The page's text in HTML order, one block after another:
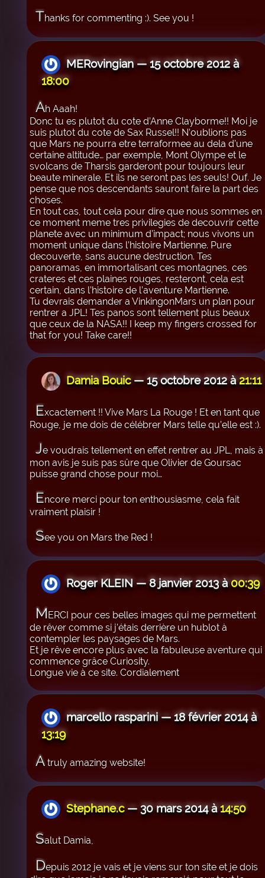
Thanks for commenting :). See you !
MERovingian — 15 octobre 2012 à
18:00
Ah Aaah!
Donc tu es plutot du cote d’Anne Clayborme!! Moi je
suis plutot du cote de Sax Russel!! N’oublions pas
que Mars ne pourra etre terraformee au dela d’une
certaine altitude… par exemple, Mont Olympe et le
svolcans de Tharsis garderont pour toujours leur
beaute minerale. Et ils ne seront pas les seuls! Ouf. Je
pense que nos descendants sauront faire la part des
choses.
En tout cas, tout cela pour dire que nous sommes en
ce moment meme tres privilegies de decouvrir cette
planete avec un minimum d’impact; nous vivons un
moment unique dans l’histoire Martienne. Pure
decouverte, sans aucune destruction. Tes
panoramas, en immortalisant ces montagnes, ces
crateres et ces plaines rouges, resteront, cela est
certain, dans l’histoire de l’aventure Martienne.
Tu devrais demander a VinkingonMars un plan pour
rentrer a JPL! Tes panos sont tellement plus beaux
que ceux de la NASA!! I keep my fingers crossed for
that for you! Take care!!
Damia Bouic— 15 octobre 2012 à21:11
Excactement !! Vive Mars La Rouge ! Et en tant que
Rouge, je me dois de célébrer Mars telle qu’elle est :).
Je voudrais tellement en effet rentrer au JPL, mais à
mon avis je suis pas sûre que Olivier de Goursac
puisse grand chose pour moi…
Encore merci pour ton enthousiasme, cela fait
vraiment plaisir !
See you on Mars the Red !
Roger KLEIN — 8 janvier 2013 à00:39
MERCI pour ces belles images qui me permettent
de rêver comme si j’étais derrière un hublot à
contempler les paysages de Mars.
Et je rêve encore plus avec la fabuleuse aventure qui
commence grâce Curiosity.
Longue vie à ce site. Cordialement
marcello rasparini — 18 février 2014 à
13:19
A truly amazing website!
Stephane.c— 30 mars 2014 à14:50
Salut Damia,
Depuis 2012 je vais et je viens sur ton site et je dois